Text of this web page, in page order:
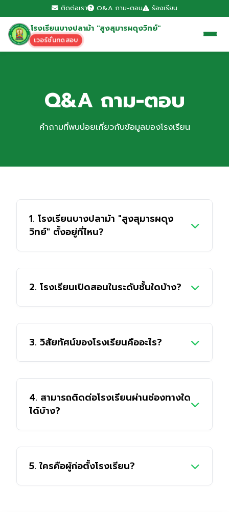
ติดต่อเรา Q&A ถาม-ตอบ ร้องเรียน
โรงเรียนบางปลาม้า "สูงสุมารผดุงวิทย์"
เวอร์ชั่นทดสอบ
Q&A ถาม-ตอบ
คำถามที่พบบ่อยเกี่ยวกับข้อมูลของโรงเรียน
1. โรงเรียนบางปลาม้า "สูงสุมารผดุง
วิทย์" ตั้งอยู่ที่ไหน?
อำเภอบางปลาม้า จังหวัดสุพรรณบุรี รหัส
2. โรงเรียนเปิดสอนในระดับชั้นใดบ้าง?
มัธยมศึกษาตอนต้น (ม.1 - ม.3) และระดับชั้น
3. วิสัยทัศน์ของโรงเรียนคืออะไร?
ความเป็นไทยโดยใช้หลักปรัชญาของเศรษฐกิจพอ
เพียง"
4. สามารถติดต่อโรงเรียนผ่านช่องทางใด
ได้บ้าง?
- โทรศัพท์: 035-528553
5. ใครคือผู้ก่อตั้งโรงเรียน?